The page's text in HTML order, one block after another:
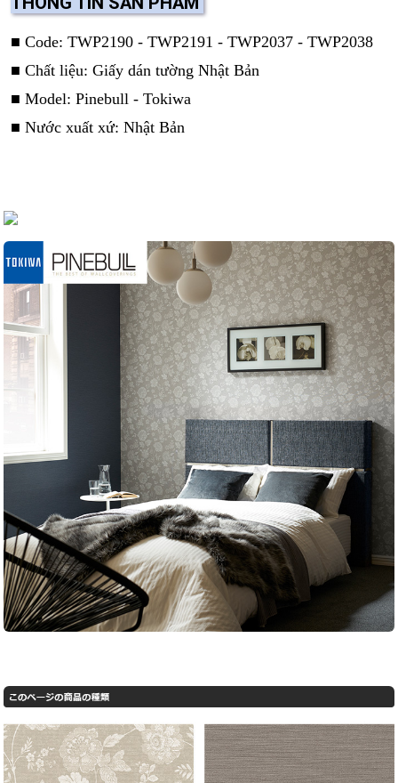
■ Code: TWP2190 - TWP2191 - TWP2037 - TWP2038
■ Chất liệu: Giấy dán tường Nhật Bản
■ Model: Pinebull - Tokiwa
■ Nước xuất xứ: Nhật Bản